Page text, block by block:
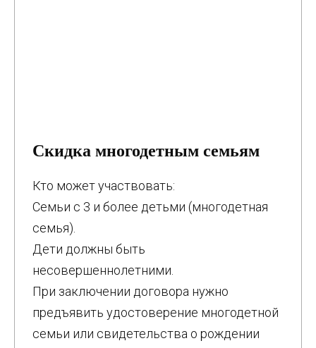
Скидка многодетным семьям
Кто может участвовать:
Семьи с 3 и более детьми (многодетная
семья).
Дети должны быть
несовершеннолетними.
При заключении договора нужно
предъявить удостоверение многодетной
семьи или свидетельства о рождении